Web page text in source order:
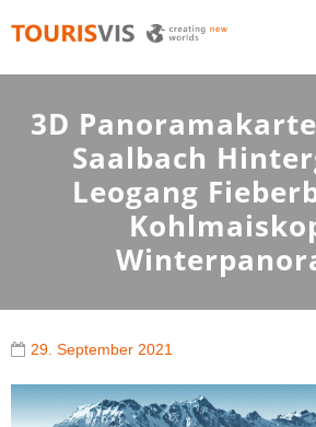
TOURISVIS
3D Panoramakarten aus Österreich
3D
Saalbach
Leogang
29. September 2021